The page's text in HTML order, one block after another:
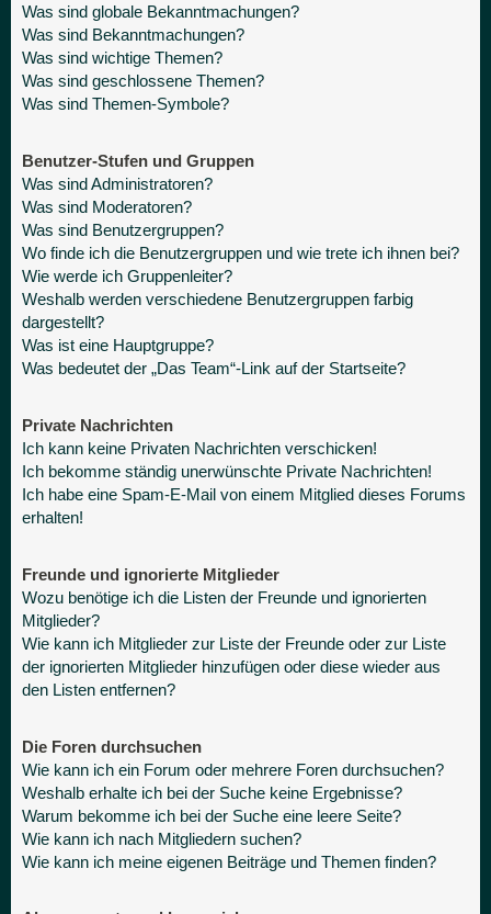
Was sind globale Bekanntmachungen?
Was sind Bekanntmachungen?
Was sind wichtige Themen?
Was sind geschlossene Themen?
Was sind Themen-Symbole?
Benutzer-Stufen und Gruppen
Was sind Administratoren?
Was sind Moderatoren?
Was sind Benutzergruppen?
Wo finde ich die Benutzergruppen und wie trete ich ihnen bei?
Wie werde ich Gruppenleiter?
Weshalb werden verschiedene Benutzergruppen farbig
dargestellt?
Was ist eine Hauptgruppe?
Was bedeutet der „Das Team“-Link auf der Startseite?
Private Nachrichten
Ich kann keine Privaten Nachrichten verschicken!
Ich bekomme ständig unerwünschte Private Nachrichten!
Ich habe eine Spam-E-Mail von einem Mitglied dieses Forums
erhalten!
Freunde und ignorierte Mitglieder
Wozu benötige ich die Listen der Freunde und ignorierten
Mitglieder?
Wie kann ich Mitglieder zur Liste der Freunde oder zur Liste
der ignorierten Mitglieder hinzufügen oder diese wieder aus
den Listen entfernen?
Die Foren durchsuchen
Wie kann ich ein Forum oder mehrere Foren durchsuchen?
Weshalb erhalte ich bei der Suche keine Ergebnisse?
Warum bekomme ich bei der Suche eine leere Seite?
Wie kann ich nach Mitgliedern suchen?
Wie kann ich meine eigenen Beiträge und Themen finden?